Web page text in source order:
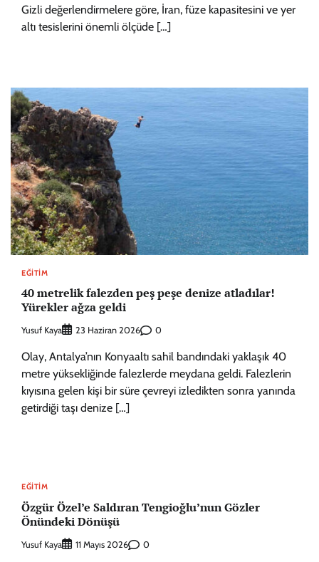
Gizli değerlendirmelere göre, İran, füze kapasitesini ve yer
altı tesislerini önemli ölçüde […]
EĞITIM
40 metrelik falezden peş peşe denize atladılar!
Yürekler ağza geldi
Yusuf Kaya 23 Haziran 2026 0
Olay, Antalya’nın Konyaaltı sahil bandındaki yaklaşık 40
metre yüksekliğinde falezlerde meydana geldi. Falezlerin
kıyısına gelen kişi bir süre çevreyi izledikten sonra yanında
getirdiği taşı denize […]
EĞITIM
Özgür Özel’e Saldıran Tengioğlu’nun Gözler
Önündeki Dönüşü
Yusuf Kaya 11 Mayıs 2026 0